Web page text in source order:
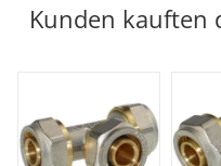
Kunden kauften